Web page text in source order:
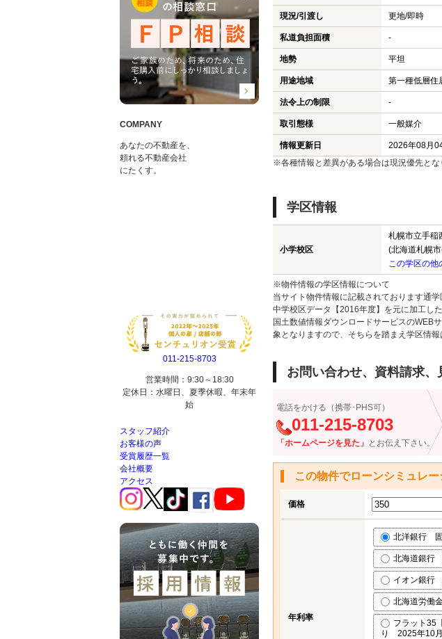
現況/引渡し 更地/即時
私道負担面積 -
地勢 平坦
用途地域 第一種低層住
法令上の制限 -
取引態様 一般媒介
情報更新日 2026年08月
※各種情報と差異がある場合は現況優先とな
学区情報
小学校区
札幌市立手稲
(北海道札幌
この学区の他
※物件情報の学区情報について
当サイト物件情報に記載されております通
中学校区データ【2016年度】を元に加工し
国土数値情報ダウンロードサービスのWEB
象となりますので、そちらを踏まえ学区情報
お問い合わせ、資料請求
電話をかける（携帯･PHS可）
011-215-8703
「ホームページを見た」 とお伝え下さい。
この物件でローンシミュレ
価格
年利率
北洋銀行 固
北海道銀行
イオン銀行
北海道労働
フラット35
り 2025年10
COMPANY
あなたの不動産を、
頼れる不動産会社
にたくす。
011-215-8703
営業時間：9:30～18:30
定休日：水曜日、夏季休暇、年末年
始
スタッフ紹介
お客様の声
受賞履歴一覧
会社概要
アクセス